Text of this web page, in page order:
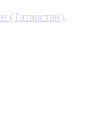
(Татарстан),